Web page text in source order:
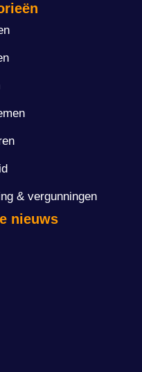
& vergunningen
nieuws